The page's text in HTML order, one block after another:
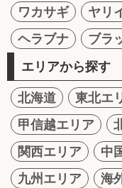
ワカサギ
ヤリ
ヘラブナ
ブラ
エリアから探す
北海道 東北エ
甲信越エリア
関西エリア
中
九州エリア
海